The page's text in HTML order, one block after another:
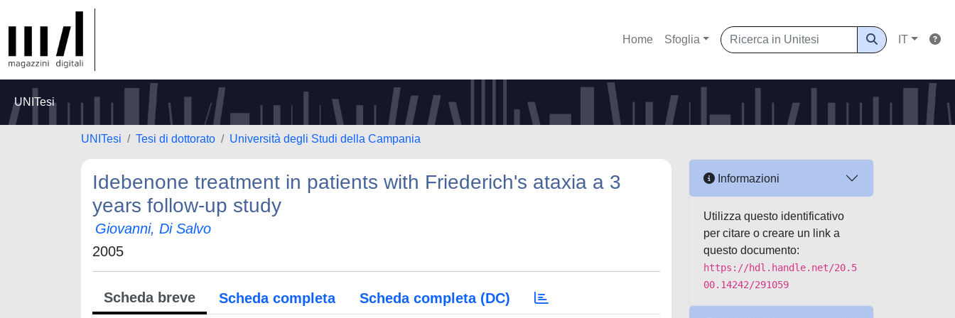
Home Sfoglia IT
UNITesi
UNITesi Tesi di dottorato Università degli Studi della Campania
Idebenone treatment in patients with Friederich's ataxia a 3
years follow-up study
Giovanni, Di Salvo
2005
Scheda breve Scheda completa Scheda completa (DC)
Informazioni
Utilizza questo identificativo
per citare o creare un link a
questo documento:
https://hdl.handle.net/20.5
00.14242/291059